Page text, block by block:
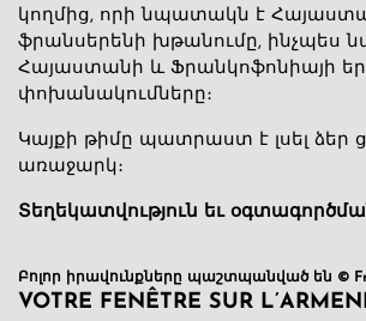
կողմից, որի նպատակն է
ֆրանսերենի խթանումը, ինչպես
Հայաստանի և Ֆրանկոֆոնիայի
փոխանակումները։
Կայքի թիմը պատրաստ է լսել ձեր
առաջարկ։
Տեղեկատվություն եւ
Բոլոր իրավունքները պաշտպանված են ©
VOTRE FENÊTRE SUR